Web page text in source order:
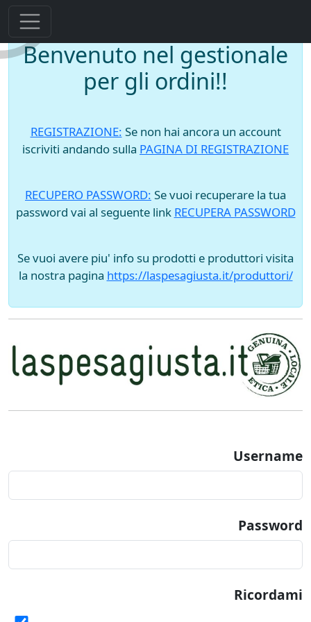
Benvenuto nel gestionale
per gli ordini!!
REGISTRAZIONE: Se non hai ancora un account
iscriviti andando sulla PAGINA DI REGISTRAZIONE
RECUPERO PASSWORD: Se vuoi recuperare la tua
password vai al seguente link RECUPERA PASSWORD
Se vuoi avere piu' info su prodotti e produttori visita
la nostra pagina https://laspesagiusta.it/produttori/
Username
Password
Ricordami